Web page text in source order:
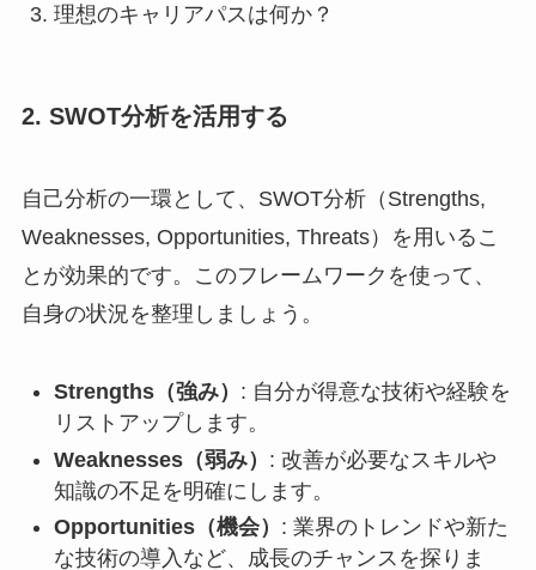
理想のキャリアパスは何か？
2. SWOT分析を活用する
自己分析の一環として、SWOT分析（Strengths,
Weaknesses, Opportunities, Threats）を用いるこ
とが効果的です。このフレームワークを使って、
自身の状況を整理しましょう。
Strengths（強み） : 自分が得意な技術や経験を
リストアップします。
Weaknesses（弱み） : 改善が必要なスキルや
知識の不足を明確にします。
Opportunities（機会） : 業界のトレンドや新た
な技術の導入など、成長のチャンスを探りま